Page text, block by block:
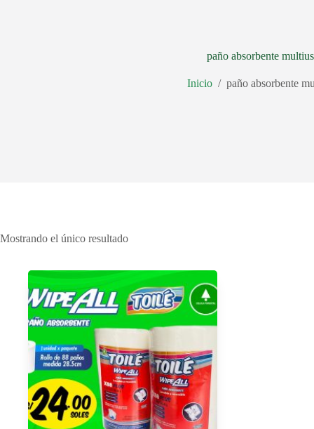
paño absorbente
Inicio / paño absorbente
Mostrando el único resultado